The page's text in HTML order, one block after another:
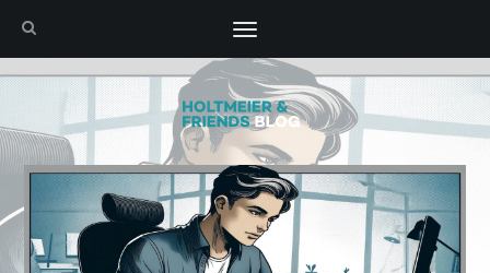
Toggle
navigation